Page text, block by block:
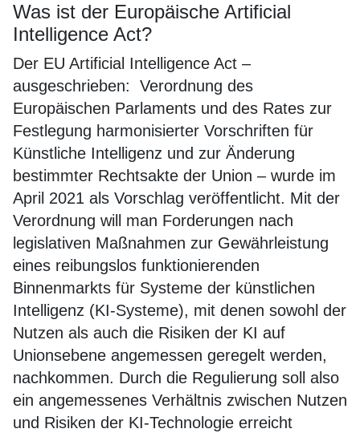
Was ist der Europäische Artificial
Intelligence Act?
Der EU Artificial Intelligence Act –
ausgeschrieben: Verordnung des
Europäischen Parlaments und des Rates zur
Festlegung harmonisierter Vorschriften für
Künstliche Intelligenz und zur Änderung
bestimmter Rechtsakte der Union – wurde im
April 2021 als Vorschlag veröffentlicht. Mit der
Verordnung will man Forderungen nach
legislativen Maßnahmen zur Gewährleistung
eines reibungslos funktionierenden
Binnenmarkts für Systeme der künstlichen
Intelligenz (KI-Systeme), mit denen sowohl der
Nutzen als auch die Risiken der KI auf
Unionsebene angemessen geregelt werden,
nachkommen. Durch die Regulierung soll also
ein angemessenes Verhältnis zwischen Nutzen
und Risiken der KI-Technologie erreicht